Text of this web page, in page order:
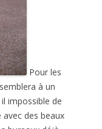
ont été
latérale a été
(boiseries mais
de
de la place
j’espère qu’ils
détruits ou
construire
[du guichet] ne